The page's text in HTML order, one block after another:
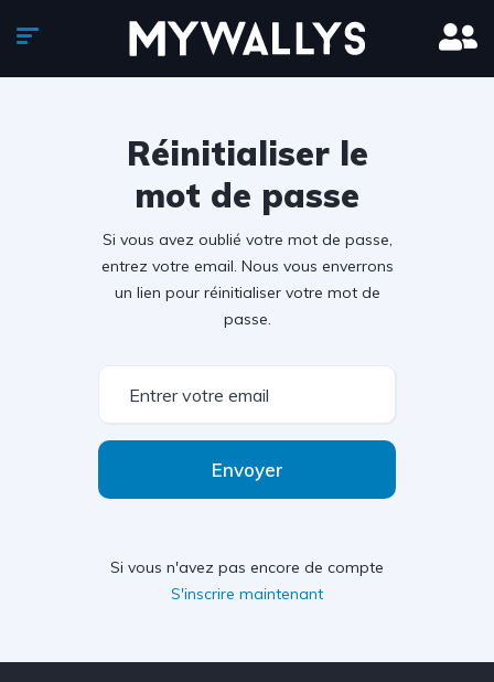
Réinitialiser le
mot de passe
Si vous avez oublié votre mot de passe,
entrez votre email. Nous vous enverrons
un lien pour réinitialiser votre mot de
passe.
Envoyer
Si vous n'avez pas encore de compte
S'inscrire maintenant